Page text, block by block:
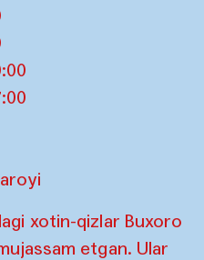
xotin-qizlar Buxoro
etgan. Ular